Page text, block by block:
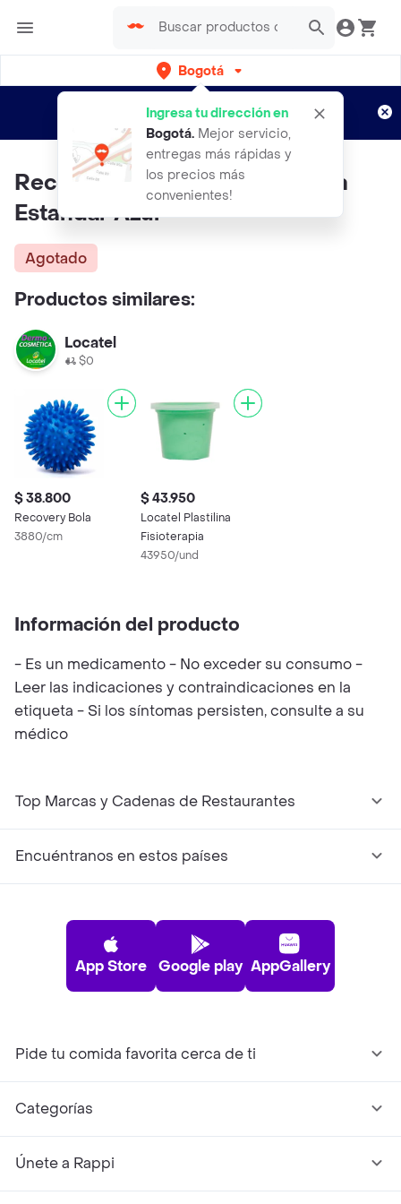
Bogotá
Ingresa tu dirección en
Bogotá. Mejor servicio,
entregas más rápidas y
los precios más
convenientes!
envíos gratis por semanas
Aplican TyC
Recovery Plastilina Fisioterapia
Estandar Azul
Agotado
Productos similares:
Locatel
$0
$ 38.800
Recovery Bola
3880/cm
$ 43.950
Locatel Plastilina
Fisioterapia
43950/und
Información del producto
- Es un medicamento - No exceder su consumo -
Leer las indicaciones y contraindicaciones en la
etiqueta - Si los síntomas persisten, consulte a su
médico
Top Marcas y Cadenas de Restaurantes
Encuéntranos en estos países
App Store Google play AppGallery
Pide tu comida favorita cerca de ti
Categorías
Únete a Rappi